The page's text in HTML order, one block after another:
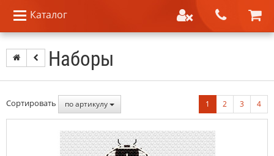
Каталог
Наборы
Сортировать по артикулу 1 2 3 4